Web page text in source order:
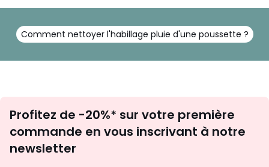
Comment nettoyer l'habillage pluie d'une poussette ?
newsletter
Profitez de -20%* sur votre première
commande en vous inscrivant à notre
newsletter